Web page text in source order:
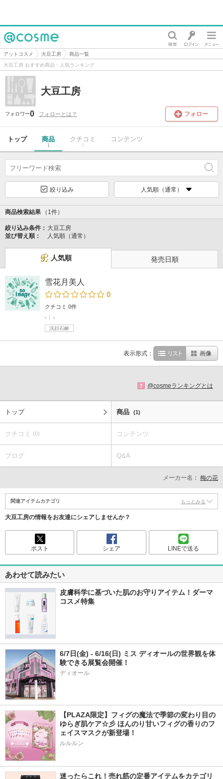
@cosme
アットコスメ 大豆工房
商品一覧
大豆工房 おすすめ商品・人気ランキング
大豆工房
フォロワー0 フォローとは？ フォロー
トップ 商品
1
クチコミ
0
コンテンツ
絞り込み 人気順（通常）
商品検索結果 （1件）
絞り込み条件： 大豆工房
並び替え順：
人気順（通常）
人気順 発売日順
雪花月美人
0
クチコミ 0件
-
-
洗顔石鹸
表示形式： リスト 画像
? @cosmeランキングとは
トップ 商品 (1)
クチコミ (0) コンテンツ
ブログ Q&A
メーカー名： 梅の花
関連アイテムカテゴリ もっとみる
大豆工房の情報をお友達にシェアしませんか？
ポスト シェア LINEで送る
あわせて読みたい
皮膚科学に基づいた肌のお守りアイテム！ダーマ
コスメ特集
6/7日(金) - 6/16(日) ミス ディオールの世界観を体
験できる展覧会開催！
ディオール
【PLAZA限定】フィグの魔法で季節の変わり目の
ゆらぎ肌ケア☆彡 ほんのり甘いフィグの香りのフ
ェイスマスクが新登場！
ルルルン
迷ったらこれ！売れ筋の定番アイテムをカテゴリ